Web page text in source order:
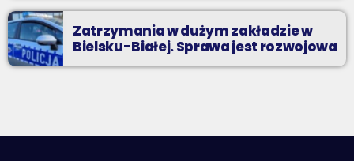
Zatrzymania w dużym zakładzie w
Bielsku-Białej. Sprawa jest rozwojowa